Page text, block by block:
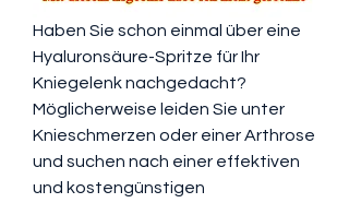
Haben Sie schon einmal über eine
Hyaluronsäure-Spritze für Ihr
Kniegelenk nachgedacht?
Möglicherweise leiden Sie unter
Knieschmerzen oder einer Arthrose
und suchen nach einer effektiven
und kostengünstigen